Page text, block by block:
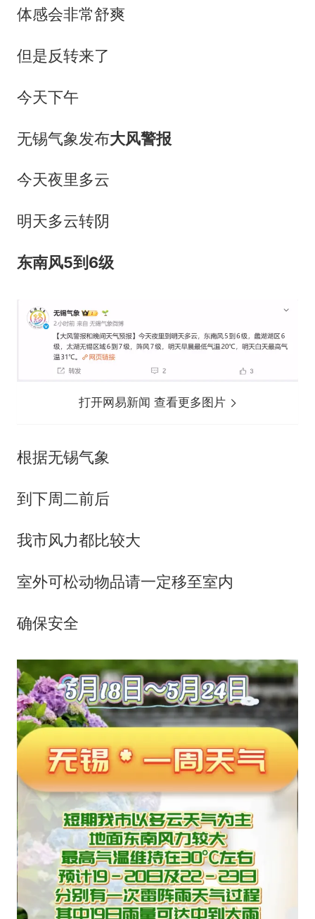
体感会非常舒爽
但是反转来了
今天下午
无锡气象发布大风警报
今天夜里多云
明天多云转阴
东南风5到6级
打开网易新闻 查看更多图片
根据无锡气象
到下周二前后
我市风力都比较大
室外可松动物品请一定移至室内
确保安全